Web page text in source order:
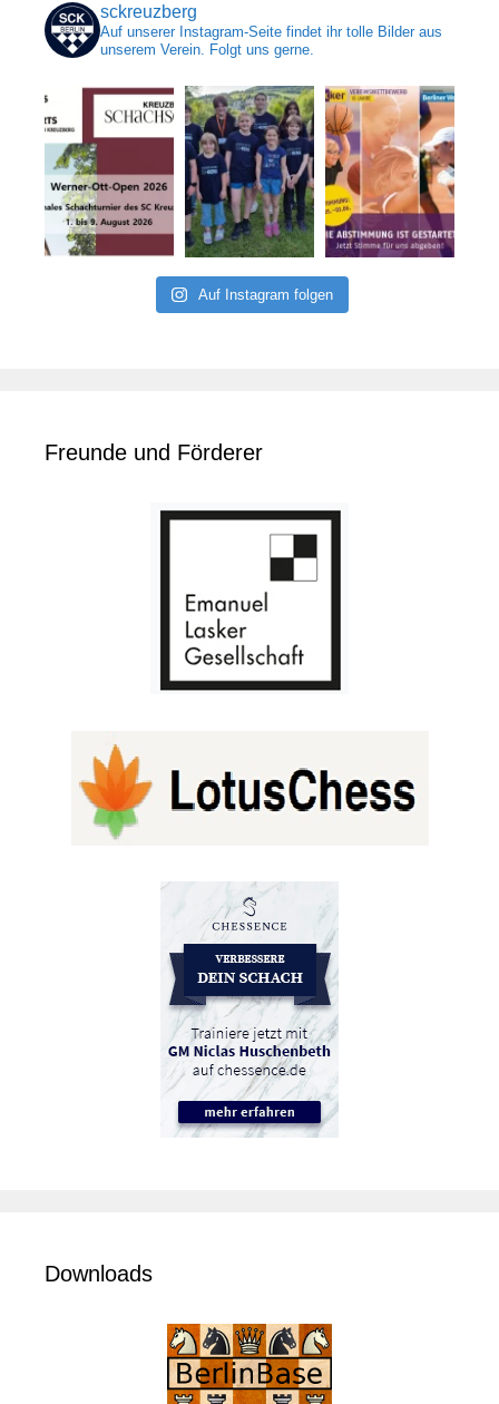
sckreuzberg
Auf unserer Instagram-Seite findet ihr tolle Bilder aus
unserem Verein. Folgt uns gerne.
Auf Instagram folgen
Freunde und Förderer
Downloads